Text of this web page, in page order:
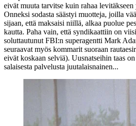
eivät muuta tarvitse kuin rahaa
Onneksi sodasta säästyi muotteja, joilla
sijaan, että maksaisi niillä, alkaa puolue
kautta. Paha vain, että syndikaattiin on
soluttautunut FBI:n superagentti Mark
seuraavat myös kommarit suoraan
eivät koskaan selviä). Uusnatseihin taas
salaisesta palvelusta juutalaisnainen...